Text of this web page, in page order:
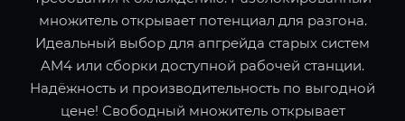
множитель открывает потенциал для разгона.
Идеальный выбор для апгрейда старых систем
AM4 или сборки доступной рабочей станции.
Надёжность и производительность по выгодной
цене! Свободный множитель открывает